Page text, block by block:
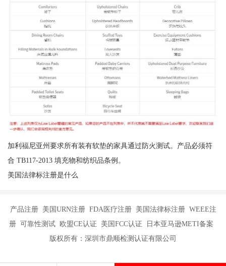
加利福尼亚州要求所有装有软垫的家具通过防火测试。产品必须符
合 TB117-2013 填充物和纺织品条例。
美国法律标注册是什么
产品注册 美国URN注册 FDA医疗注册 美国法律标注册 WEEE注
册 可靠性测试 欧盟CE认证 美国FCC认证 日本亚马逊METI备案
版权所有：深圳市鼎顺检测认证有限公司